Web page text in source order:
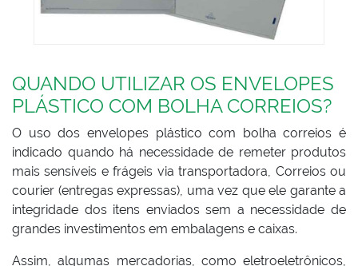
QUANDO UTILIZAR OS ENVELOPES
PLÁSTICO COM BOLHA CORREIOS?
O uso dos envelopes plástico com bolha correios é
indicado quando há necessidade de remeter produtos
mais sensíveis e frágeis via transportadora, Correios ou
courier (entregas expressas), uma vez que ele garante a
integridade dos itens enviados sem a necessidade de
grandes investimentos em embalagens e caixas.
Assim, algumas mercadorias, como eletroeletrônicos,